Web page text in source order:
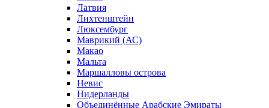
Латвия
Лихтенштейн
Люксембург
Маврикий (АС)
Макао
Мальта
Маршалловы острова
Нeвис
Нидерланды
Объединённые Арабские Эмираты